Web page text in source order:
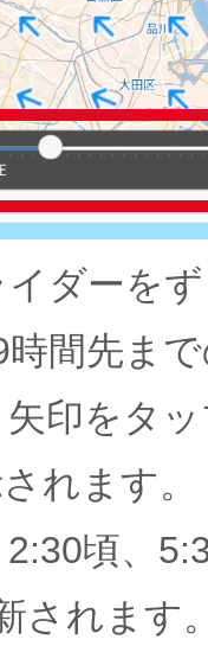
ダーを
時間先ま
印をタ
れます。
2:30頃、
されます